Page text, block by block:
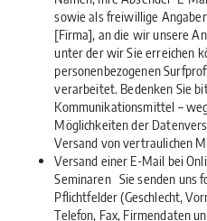
sowie als freiwillige
[Firma], an die wir unsere
unter der wir Sie erreichen
personenbezogenen
verarbeitet. Bedenken Sie
Kommunikationsmittel –
Möglichkeiten der
Versand von vertraulichen
Versand einer E-Mail bei
Seminaren Sie senden uns
Pflichtfelder (Geschlecht,
Telefon, Fax, Firmendaten